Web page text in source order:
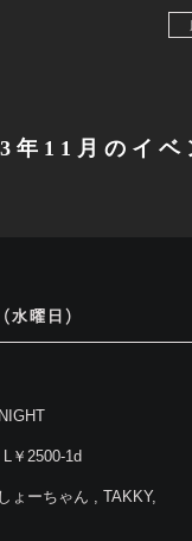
年11月のイベ
(水曜日)
￥2500-1d
ょーちゃん , TAKKY,